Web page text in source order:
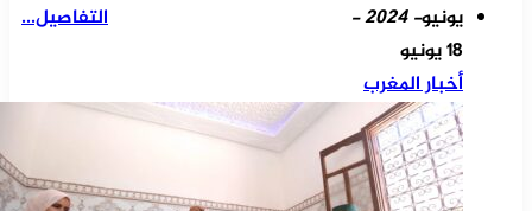
التفاصيل...
يونيو- 2024 -
18 يونيو
أخبار المغرب